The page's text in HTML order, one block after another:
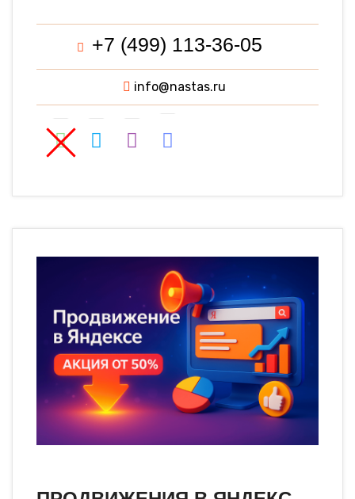
+7 (499) 113-36-05
info@nastas.ru